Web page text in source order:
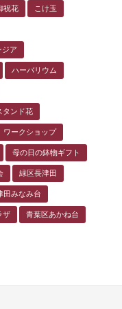
祝花 こけ玉
ジア
ハーバリウム
タンド花
ワークショップ
母の日の鉢物ギフト
緑区長津田
田みなみ台
ザ 青葉区あかね台